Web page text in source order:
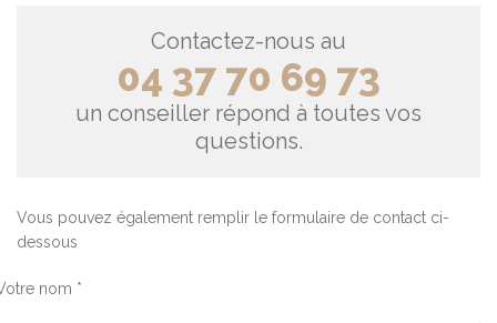
Contactez-nous au
04 37 70 69 73
un conseiller répond à toutes vos
questions.
Vous pouvez également remplir le formulaire de contact ci-
dessous
nom *